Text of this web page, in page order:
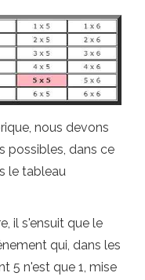
nous devons
possibles, dans ce
le tableau
il s'ensuit que le
qui, dans les
5 n'est que 1, mise